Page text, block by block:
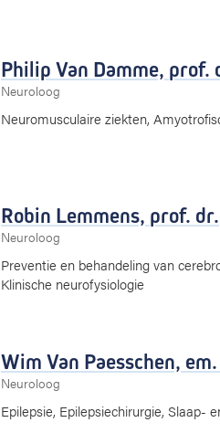
Philip Van Damme, prof.
Neuroloog
Neuromusculaire ziekten,
Robin Lemmens, prof. dr.
Neuroloog
Preventie en behandeling van
Klinische neurofysiologie
Wim Van Paesschen,
Neuroloog
Epilepsie, Epilepsiechirurgie, Slaap-